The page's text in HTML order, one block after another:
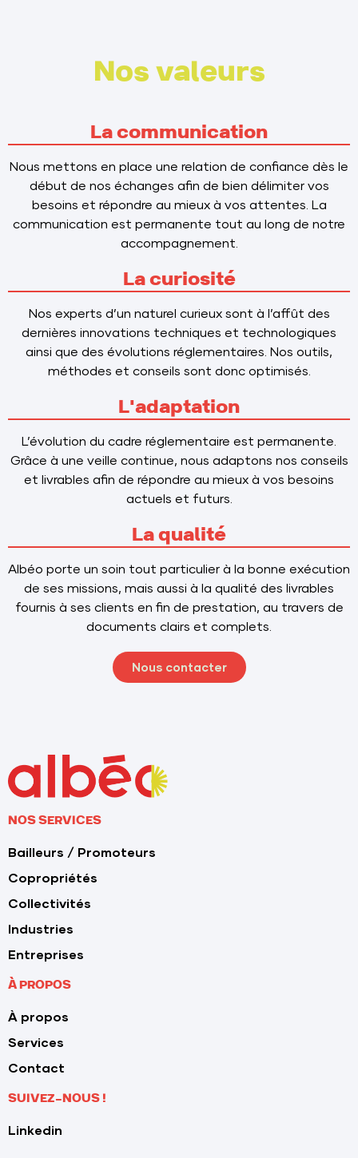
Nos valeurs
La communication
Nous mettons en place une relation de confiance dès le
début de nos échanges afin de bien délimiter vos
besoins et répondre au mieux à vos attentes. La
communication est permanente tout au long de notre
accompagnement.
La curiosité
Nos experts d’un naturel curieux sont à l’affût des
dernières innovations techniques et technologiques
ainsi que des évolutions réglementaires. Nos outils,
méthodes et conseils sont donc optimisés.
L'adaptation
L’évolution du cadre réglementaire est permanente.
Grâce à une veille continue, nous adaptons nos conseils
et livrables afin de répondre au mieux à vos besoins
actuels et futurs.
La qualité
Albéo porte un soin tout particulier à la bonne exécution
de ses missions, mais aussi à la qualité des livrables
fournis à ses clients en fin de prestation, au travers de
documents clairs et complets.
Nous contacter
NOS SERVICES
Bailleurs / Promoteurs
Copropriétés
Collectivités
Industries
Entreprises
À PROPOS
À propos
Services
Contact
SUIVEZ-NOUS !
Linkedin